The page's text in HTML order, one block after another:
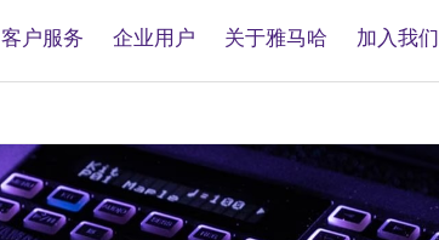
客户服务 企业用户 关于雅马哈 加入我们